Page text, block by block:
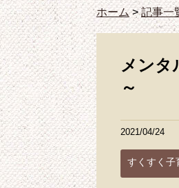
ホーム>記事一
メンタ
～
2021/04/24
すくすく子